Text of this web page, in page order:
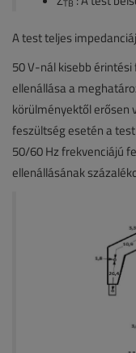
TB
A test teljes
50 V-nál kisebb
ellenállása a
körülményektől erősen
feszültség esetén a
50/60 Hz frekvenciájú
ellenállásának